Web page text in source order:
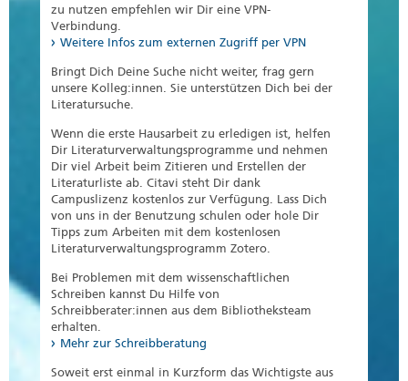
zu nutzen empfehlen wir Dir eine VPN-
Verbindung.
Weitere Infos zum externen Zugriff per VPN
Bringt Dich Deine Suche nicht weiter, frag gern
unsere Kolleg:innen. Sie unterstützen Dich bei der
Literatursuche.
Wenn die erste Hausarbeit zu erledigen ist, helfen
Dir Literaturverwaltungsprogramme und nehmen
Dir viel Arbeit beim Zitieren und Erstellen der
Literaturliste ab. Citavi steht Dir dank
Campuslizenz kostenlos zur Verfügung. Lass Dich
von uns in der Benutzung schulen oder hole Dir
Tipps zum Arbeiten mit dem kostenlosen
Literaturverwaltungsprogramm Zotero.
Bei Problemen mit dem wissenschaftlichen
Schreiben kannst Du Hilfe von
Schreibberater:innen aus dem Bibliotheksteam
erhalten.
Mehr zur Schreibberatung
Soweit erst einmal in Kurzform das Wichtigste aus